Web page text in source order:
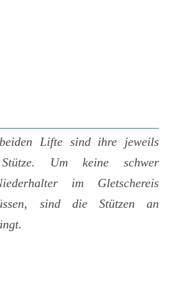
Lifte sind ihre jeweils
Um keine schwer
im Gletschereis
sind die Stützen an